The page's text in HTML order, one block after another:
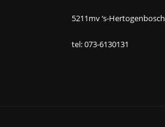
5211mv ‘s-Hertogenbosch
tel: 073-6130131